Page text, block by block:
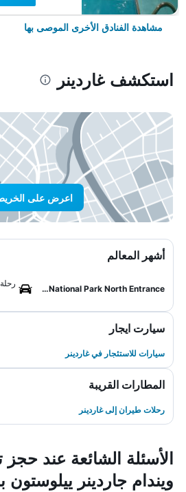
مشاهدة الفنادق الأخرى الموصى بها
استكشف غاردينر
اعرض على
أشهر المعالم
Yellowstone National Park North Entrance
رحلة
سيارت ايجار
سيارات للاستئجار في غاردينر
المطارات القريبة
رحلات طيران إلى غاردينر
الأسئلة الشائعة عند حجز
ويندام جاردينر